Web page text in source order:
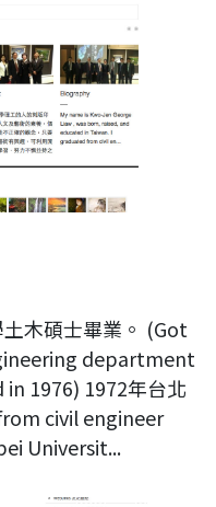
木碩士畢業。 (Got
department
1976) 1972年台北
civil engineer
Universit...